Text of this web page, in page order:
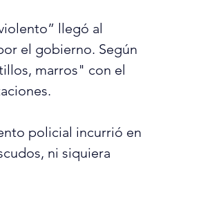
llegó al
el gobierno. Según
marros" con el
policial incurrió en
ni siquiera